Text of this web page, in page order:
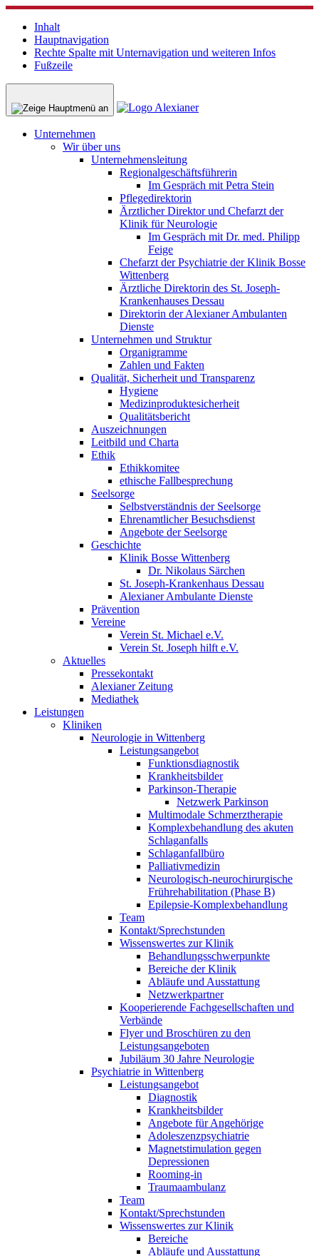
Inhalt
Hauptnavigation
Rechte Spalte mit Unternavigation und weiteren Infos
Fußzeile
Unternehmen
Wir über uns
Unternehmensleitung
Regionalgeschäftsführerin
Im Gespräch mit Petra Stein
Pflegedirektorin
Ärztlicher Direktor und Chefarzt der
Klinik für Neurologie
Im Gespräch mit Dr. med. Philipp
Feige
Chefarzt der Psychiatrie der Klinik Bosse
Wittenberg
Ärztliche Direktorin des St. Joseph-
Krankenhauses Dessau
Direktorin der Alexianer Ambulanten
Dienste
Unternehmen und Struktur
Organigramme
Zahlen und Fakten
Qualität, Sicherheit und Transparenz
Hygiene
Medizinproduktesicherheit
Qualitätsbericht
Auszeichnungen
Leitbild und Charta
Ethik
Ethikkomitee
ethische Fallbesprechung
Seelsorge
Selbstverständnis der Seelsorge
Ehrenamtlicher Besuchsdienst
Angebote der Seelsorge
Geschichte
Klinik Bosse Wittenberg
Dr. Nikolaus Särchen
St. Joseph-Krankenhaus Dessau
Alexianer Ambulante Dienste
Prävention
Vereine
Verein St. Michael e.V.
Verein St. Joseph hilft e.V.
Aktuelles
Pressekontakt
Alexianer Zeitung
Mediathek
Leistungen
Kliniken
Neurologie in Wittenberg
Leistungsangebot
Funktionsdiagnostik
Krankheitsbilder
Parkinson-Therapie
Netzwerk Parkinson
Multimodale Schmerztherapie
Komplexbehandlung des akuten
Schlaganfalls
Schlaganfallbüro
Palliativmedizin
Neurologisch-neurochirurgische
Frührehabilitation (Phase B)
Epilepsie-Komplexbehandlung
Team
Kontakt/Sprechstunden
Wissenswertes zur Klinik
Behandlungsschwerpunkte
Bereiche der Klinik
Abläufe und Ausstattung
Netzwerkpartner
Kooperierende Fachgesellschaften und
Verbände
Flyer und Broschüren zu den
Leistungsangeboten
Jubiläum 30 Jahre Neurologie
Psychiatrie in Wittenberg
Leistungsangebot
Diagnostik
Krankheitsbilder
Angebote für Angehörige
Adoleszenzpsychiatrie
Magnetstimulation gegen
Depressionen
Rooming-in
Traumaambulanz
Team
Kontakt/Sprechstunden
Wissenswertes zur Klinik
Bereiche
Abläufe und Ausstattung